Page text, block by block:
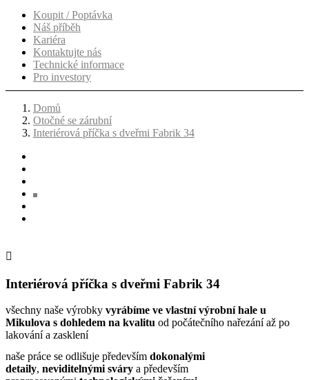
Koupit / Poptávka
Náš příběh
Kariéra
Kontaktujte nás
Technické informace
Pro investory
Domů
Otočné se zárubní
Interiérová příčka s dveřmi Fabrik 34

Interiérová příčka s dveřmi Fabrik 34
všechny naše výrobky vyrábíme ve vlastní výrobní hale u
Mikulova s dohledem na kvalitu od počátečního nařezání až po
lakování a zasklení
naše práce se odlišuje především dokonalými
detaily, neviditelnými sváry a především